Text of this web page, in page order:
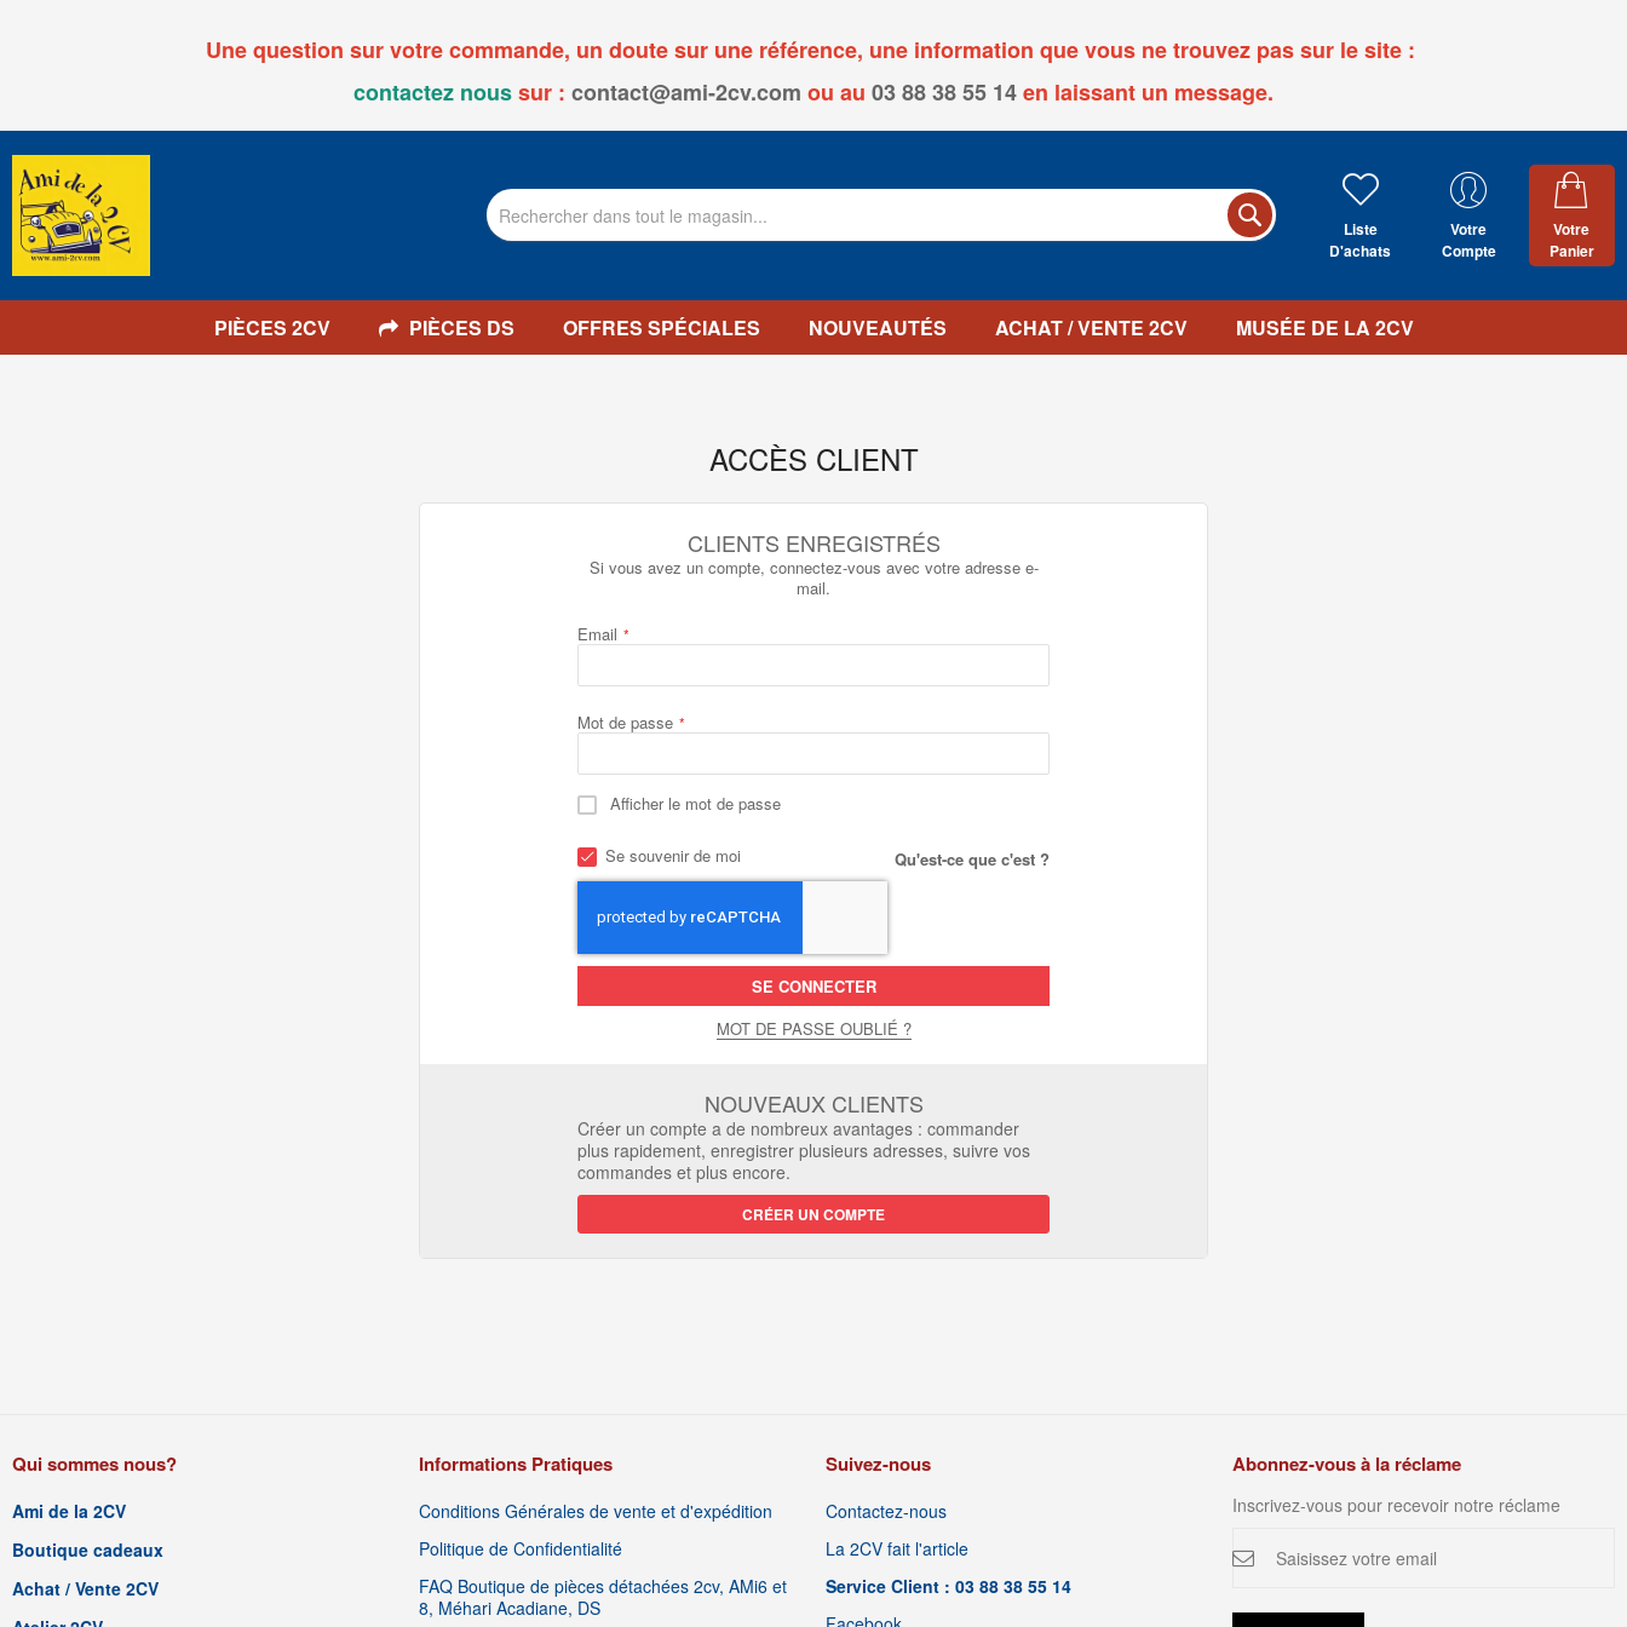
Une question sur votre commande, un doute sur une référence, une information que vous ne trouvez pas sur le site :
contactez noussur : contact@ami-2cv.com ou au 03 88 38 55 14en laissant un message.
Liste
D'achats
Votre
Compte
Votre
Panier
PIÈCES 2CV PIÈCES DS OFFRES SPÉCIALES NOUVEAUTÉS ACHAT / VENTE 2CV MUSÉE DE LA 2CV
ACCÈS CLIENT
CLIENTS ENREGISTRÉS
Si vous avez un compte, connectez-vous avec votre adresse e-
mail.
Email
Mot de passe
Afficher le mot de passe
Se souvenir de moi Qu'est-ce que c'est ?
SE CONNECTER
MOT DE PASSE OUBLIÉ ?
NOUVEAUX CLIENTS
Créer un compte a de nombreux avantages : commander
plus rapidement, enregistrer plusieurs adresses, suivre vos
commandes et plus encore.
CRÉER UN COMPTE
Qui sommes nous?
Ami de la 2CV
Boutique cadeaux
Achat / Vente 2CV
Informations Pratiques
Conditions Générales de vente et d'expédition
Politique de Confidentialité
FAQ Boutique de pièces détachées 2cv, AMi6 et
8, Méhari Acadiane, DS
Suivez-nous
Contactez-nous
La 2CV fait l'article
Service Client : 03 88 38 55 14
Abonnez-vous à la réclame
Inscrivez-vous pour recevoir notre réclame
à
: